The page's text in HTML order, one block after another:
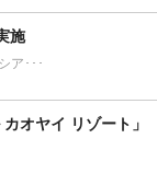
施
ア･･･
オヤイ リゾート」